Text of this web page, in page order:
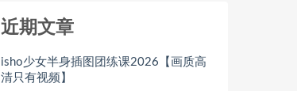
近期文章
isho少女半身插图团练课2026【画质高
清只有视频】